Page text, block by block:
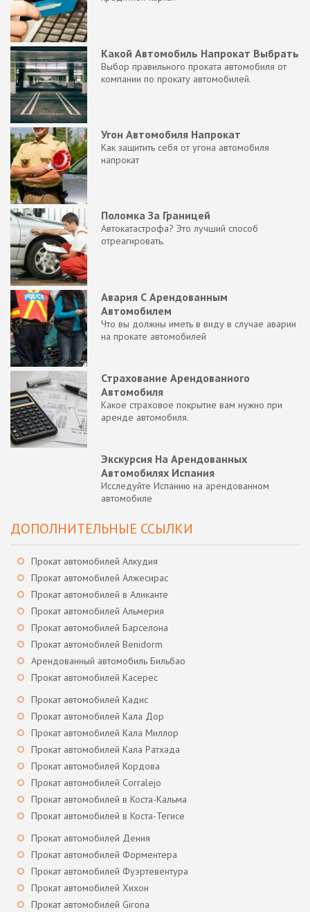
Какой Автомобиль Напрокат Выбрать
Выбор правильного проката автомобиля от
компании по прокату автомобилей.
Угон Автомобиля Напрокат
Как защитить себя от угона автомобиля
напрокат
Поломка За Границей
Автокатастрофа? Это лучший способ
отреагировать.
Авария С Арендованным
Автомобилем
Что вы должны иметь в виду в случае аварии
на прокате автомобилей
Страхование Арендованного
Автомобиля
Какое страховое покрытие вам нужно при
аренде автомобиля.
Экскурсия На Арендованных
Автомобилях Испания
Исследуйте Испанию на арендованном
автомобиле
ДОПОЛНИТЕЛЬНЫЕ ССЫЛКИ
Прокат автомобилей Алкудия
Прокат автомобилей Алжесирас
Прокат автомобилей в Аликанте
Прокат автомобилей Альмерия
Прокат автомобилей Барселона
Прокат автомобилей Benidorm
Арендованный автомобиль Бильбао
Прокат автомобилей Касерес
Прокат автомобилей Кадис
Прокат автомобилей Кала Дор
Прокат автомобилей Кала Миллор
Прокат автомобилей Кала Ратхада
Прокат автомобилей Кордова
Прокат автомобилей Corralejo
Прокат автомобилей в Коста-Кальма
Прокат автомобилей в Коста-Тегисе
Прокат автомобилей Дения
Прокат автомобилей Форментера
Прокат автомобилей Фуэртевентура
Прокат автомобилей Хихон
Прокат автомобилей Girona